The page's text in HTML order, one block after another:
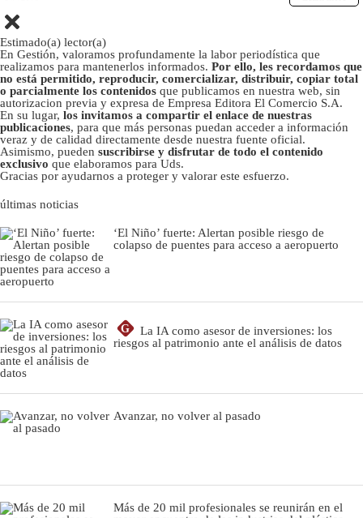
Estimado(a) lector(a)
En Gestión, valoramos profundamente la labor periodística que
realizamos para mantenerlos informados. Por ello, les recordamos que
no está permitido, reproducir, comercializar, distribuir, copiar total
o parcialmente los contenidos que publicamos en nuestra web, sin
autorizacion previa y expresa de Empresa Editora El Comercio S.A.
En su lugar, los invitamos a compartir el enlace de nuestras
publicaciones, para que más personas puedan acceder a información
veraz y de calidad directamente desde nuestra fuente oficial.
Asimismo, pueden suscribirse y disfrutar de todo el contenido
exclusivo que elaboramos para Uds.
Gracias por ayudarnos a proteger y valorar este esfuerzo.
últimas noticias
‘El Niño’ fuerte: Alertan posible riesgo de
colapso de puentes para acceso a aeropuerto
G
La IA como asesor de inversiones: los
riesgos al patrimonio ante el análisis de datos
Avanzar, no volver al pasado
Más de 20 mil profesionales se reunirán en el